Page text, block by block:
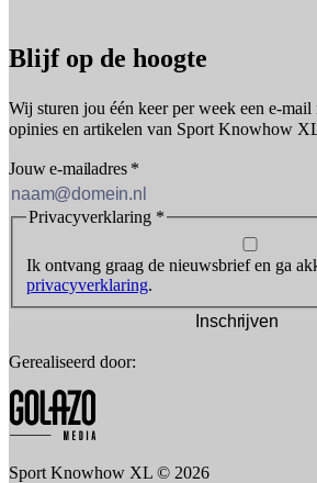
Blijf op de hoogte
Wij sturen jou één keer per week een e-
opinies en artikelen van Sport Knowhow
Jouw e-mailadres *
Privacyverklaring *
Ik ontvang graag de nieuwsbrief en ga
privacyverklaring.
Inschrijven
Gerealiseerd door:
Sport Knowhow XL © 2026